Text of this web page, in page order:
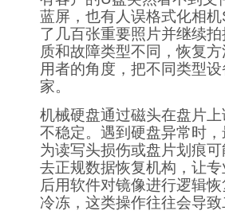
蓝屏，也有人误格式化相
了几百张重要照片并继续
质和故障类型不同，恢复
用者的角度，把不同类型
家。
机械硬盘通过磁头在盘片
不稳定。遇到硬盘异常时
为读写头损伤或盘片划痕
去正规数据恢复机构，让
后用软件对镜像进行逻辑
冷冻，这类操作往往会导致